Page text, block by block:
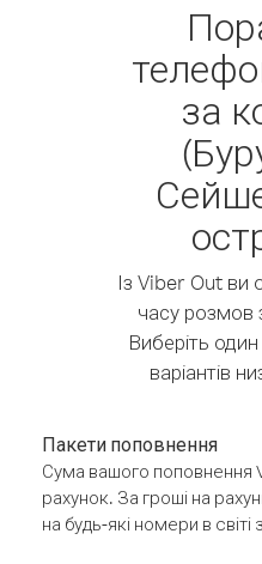
за
Із Viber Out ви
часу розмов
Виберіть
варіантів
Пакети поповнення
Сума вашого поповнення
рахунок. За гроші на
на будь-які номери в